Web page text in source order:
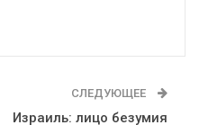
СЛЕДУЮЩЕЕ
Израиль: лицо безумия